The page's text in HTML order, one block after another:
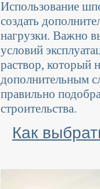
Использование
создать
нагрузки. Важно
условий
раствор, который
дополнительным
правильно
строительства.
Как